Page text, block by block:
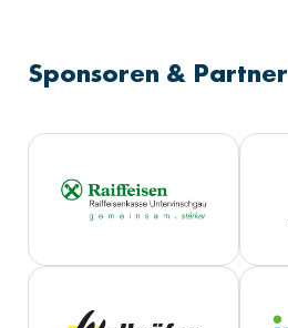
Sponsoren & Partner